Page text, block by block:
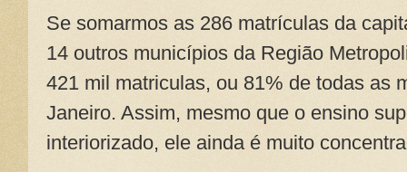
Se somarmos as 286 matrículas da
14 outros municípios da Região
421 mil matriculas, ou 81% de todas as
Janeiro. Assim, mesmo que o ensino
interiorizado, ele ainda é muito